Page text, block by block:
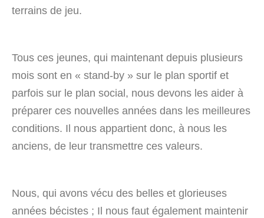
terrains de jeu.
Tous ces jeunes, qui maintenant depuis plusieurs
mois sont en « stand-by » sur le plan sportif et
parfois sur le plan social, nous devons les aider à
préparer ces nouvelles années dans les meilleures
conditions. Il nous appartient donc, à nous les
anciens, de leur transmettre ces valeurs.
Nous, qui avons vécu des belles et glorieuses
années bécistes ; Il nous faut également maintenir